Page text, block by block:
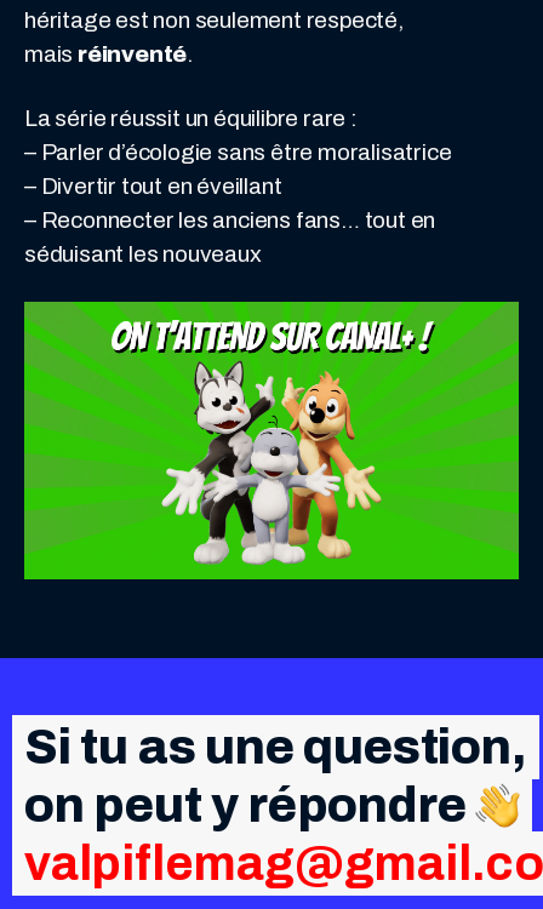
héritage est non seulement respecté,
mais réinventé.
La série réussit un équilibre rare :
– Parler d’écologie sans être moralisatrice
– Divertir tout en éveillant
– Reconnecter les anciens fans… tout en
séduisant les nouveaux
Si tu as une question,
on peut y répondre